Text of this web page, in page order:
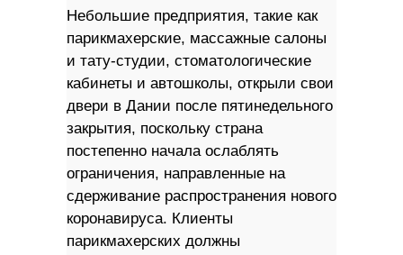
Небольшие предприятия, такие как
парикмахерские, массажные салоны
и тату-студии, стоматологические
кабинеты и автошколы, открыли свои
двери в Дании после пятинедельного
закрытия, поскольку страна
постепенно начала ослаблять
ограничения, направленные на
сдерживание распространения нового
коронавируса. Клиенты
парикмахерских должны